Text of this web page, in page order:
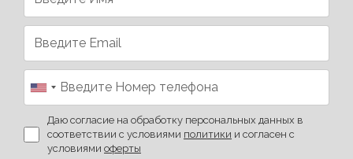
Даю согласие на обработку персональных данных в
соответствии с условиями политики и согласен с
условиями оферты